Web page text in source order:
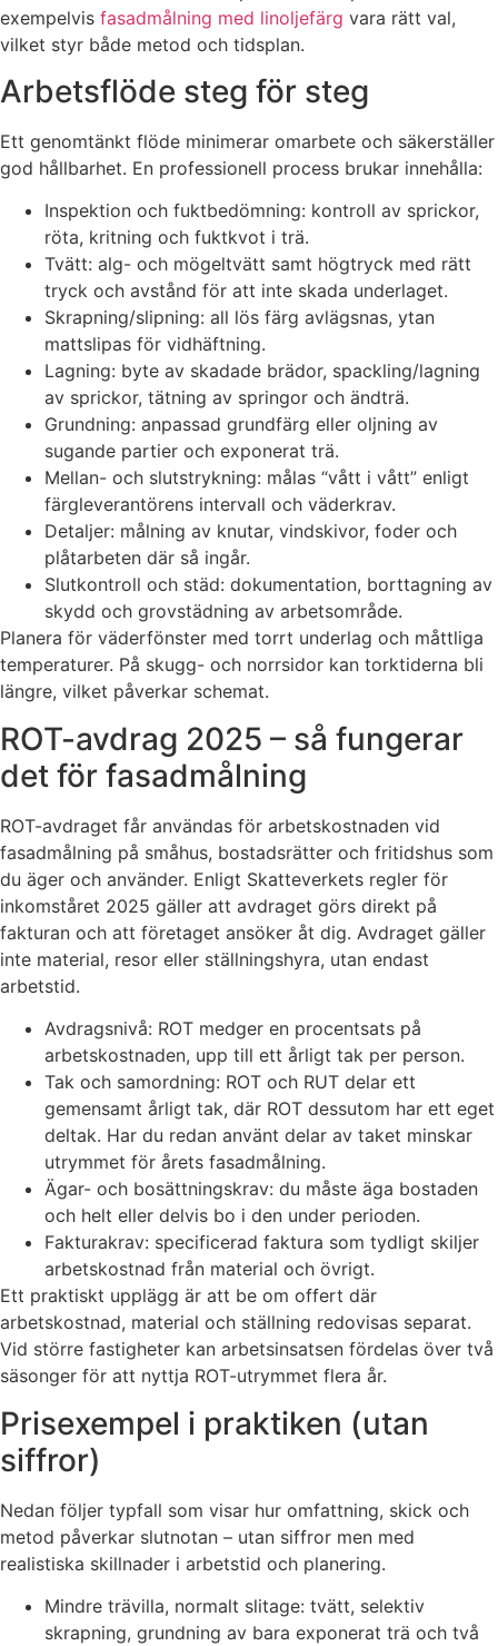
exempelvis fasadmålning med linoljefärg vara rätt val,
vilket styr både metod och tidsplan.
Arbetsflöde steg för steg
Ett genomtänkt flöde minimerar omarbete och säkerställer
god hållbarhet. En professionell process brukar innehålla:
Inspektion och fuktbedömning: kontroll av sprickor,
röta, kritning och fuktkvot i trä.
Tvätt: alg- och mögeltvätt samt högtryck med rätt
tryck och avstånd för att inte skada underlaget.
Skrapning/slipning: all lös färg avlägsnas, ytan
mattslipas för vidhäftning.
Lagning: byte av skadade brädor, spackling/lagning
av sprickor, tätning av springor och ändträ.
Grundning: anpassad grundfärg eller oljning av
sugande partier och exponerat trä.
Mellan- och slutstrykning: målas “vått i vått” enligt
färgleverantörens intervall och väderkrav.
Detaljer: målning av knutar, vindskivor, foder och
plåtarbeten där så ingår.
Slutkontroll och städ: dokumentation, borttagning av
skydd och grovstädning av arbetsområde.
Planera för väderfönster med torrt underlag och måttliga
temperaturer. På skugg- och norrsidor kan torktiderna bli
längre, vilket påverkar schemat.
ROT-avdrag 2025 – så fungerar
det för fasadmålning
ROT-avdraget får användas för arbetskostnaden vid
fasadmålning på småhus, bostadsrätter och fritidshus som
du äger och använder. Enligt Skatteverkets regler för
inkomståret 2025 gäller att avdraget görs direkt på
fakturan och att företaget ansöker åt dig. Avdraget gäller
inte material, resor eller ställningshyra, utan endast
arbetstid.
Avdragsnivå: ROT medger en procentsats på
arbetskostnaden, upp till ett årligt tak per person.
Tak och samordning: ROT och RUT delar ett
gemensamt årligt tak, där ROT dessutom har ett eget
deltak. Har du redan använt delar av taket minskar
utrymmet för årets fasadmålning.
Ägar- och bosättningskrav: du måste äga bostaden
och helt eller delvis bo i den under perioden.
Fakturakrav: specificerad faktura som tydligt skiljer
arbetskostnad från material och övrigt.
Ett praktiskt upplägg är att be om offert där
arbetskostnad, material och ställning redovisas separat.
Vid större fastigheter kan arbetsinsatsen fördelas över två
säsonger för att nyttja ROT-utrymmet flera år.
Prisexempel i praktiken (utan
siffror)
Nedan följer typfall som visar hur omfattning, skick och
metod påverkar slutnotan – utan siffror men med
realistiska skillnader i arbetstid och planering.
Mindre trävilla, normalt slitage: tvätt, selektiv
skrapning, grundning av bara exponerat trä och två